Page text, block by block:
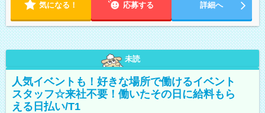
気になる！ 応募する 詳細へ
未読
人気イベントも！好きな場所で働けるイベント
スタッフ☆来社不要！働いたその日に給料もら
える日払い/T1